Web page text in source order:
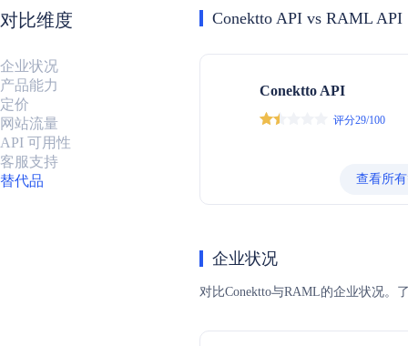
对比维度
企业状况
产品能力
定价
网站流量
API 可用性
客服支持
替代品
Conektto API vs RAML API
Conektto API
评分29/100
查看所
企业状况
对比Conektto与RAML的企业状况。